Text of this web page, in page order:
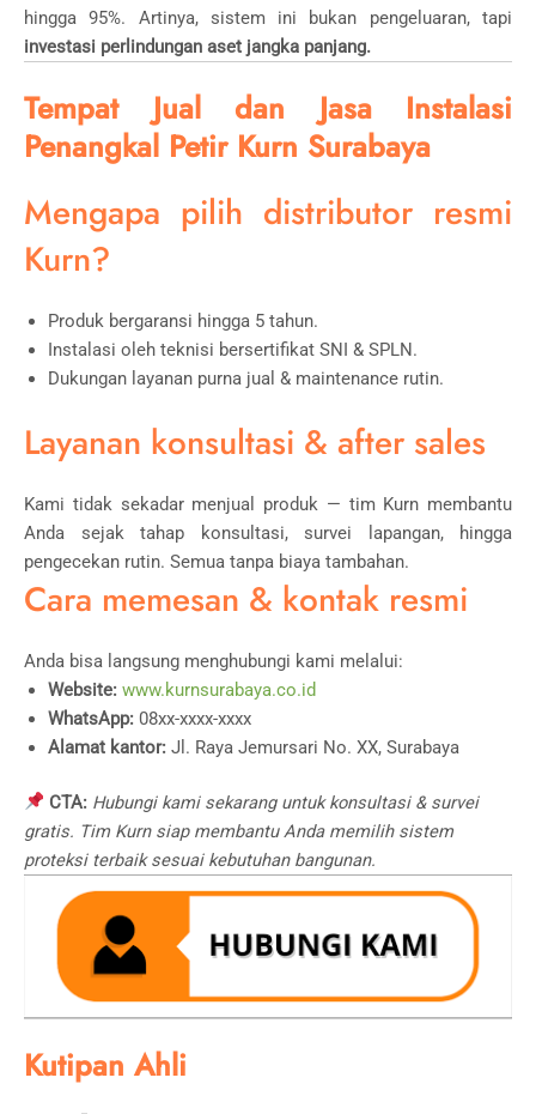
hingga 95%. Artinya, sistem ini bukan pengeluaran, tapi
investasi perlindungan aset jangka panjang.
Tempat Jual dan Jasa Instalasi
Penangkal Petir Kurn Surabaya
Mengapa pilih distributor resmi
Kurn?
Produk bergaransi hingga 5 tahun.
Instalasi oleh teknisi bersertifikat SNI & SPLN.
Dukungan layanan purna jual & maintenance rutin.
Layanan konsultasi & after sales
Kami tidak sekadar menjual produk — tim Kurn membantu
Anda sejak tahap konsultasi, survei lapangan, hingga
pengecekan rutin. Semua tanpa biaya tambahan.
Cara memesan & kontak resmi
Anda bisa langsung menghubungi kami melalui:
Website: www.kurnsurabaya.co.id
WhatsApp: 08xx-xxxx-xxxx
Alamat kantor: Jl. Raya Jemursari No. XX, Surabaya
CTA: Hubungi kami sekarang untuk konsultasi & survei
gratis. Tim Kurn siap membantu Anda memilih sistem
proteksi terbaik sesuai kebutuhan bangunan.
Kutipan Ahli